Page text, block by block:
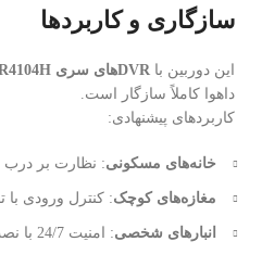
سازگاری و کاربردها
این دوربین با DVRهای سری XVR1B، XVR4104H و XVR5104H
داهوا کاملاً سازگار است.
کاربردهای پیشنهادی:
خانه‌های مسکونی: نظارت بر درب
مغازه‌های کوچک: کنترل ورودی
انبارهای شخصی: امنیت 24/7 با نصب ساده و مقاومت بالا